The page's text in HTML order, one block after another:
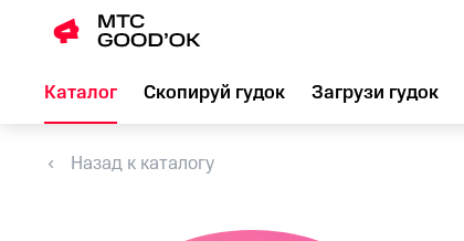
Каталог Скопируй гудок Загрузи гудок
Назад к каталогу